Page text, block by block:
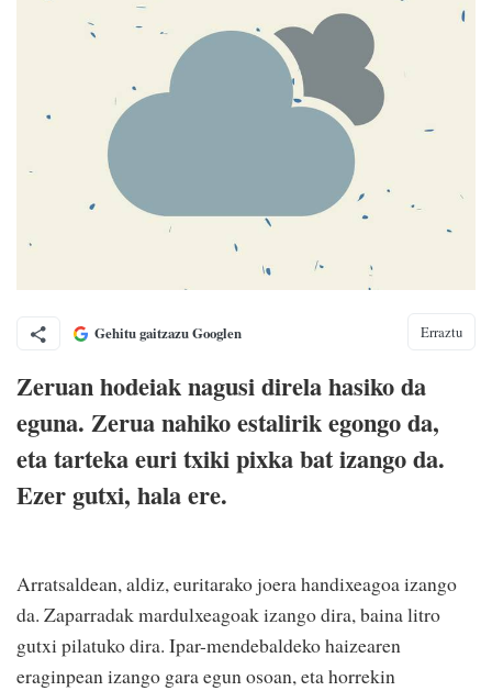
Gehitu gaitzazu Googlen Erraztu
Zeruan hodeiak nagusi direla hasiko da
eguna. Zerua nahiko estalirik egongo da,
eta tarteka euri txiki pixka bat izango da.
Ezer gutxi, hala ere.
Arratsaldean, aldiz, euritarako joera handixeagoa izango
da. Zaparradak mardulxeagoak izango dira, baina litro
gutxi pilatuko dira. Ipar-mendebaldeko haizearen
eraginpean izango gara egun osoan, eta horrekin